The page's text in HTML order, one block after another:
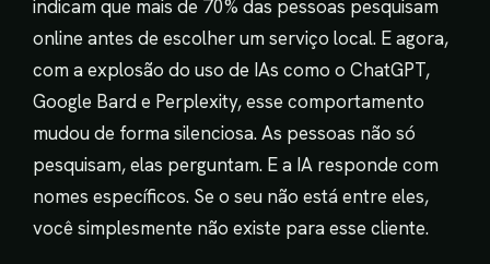
indicam que mais de 70% das pessoas pesquisam
online antes de escolher um serviço local. E agora,
com a explosão do uso de IAs como o ChatGPT,
Google Bard e Perplexity, esse comportamento
mudou de forma silenciosa. As pessoas não só
pesquisam, elas perguntam. E a IA responde com
nomes específicos. Se o seu não está entre eles,
você simplesmente não existe para esse cliente.